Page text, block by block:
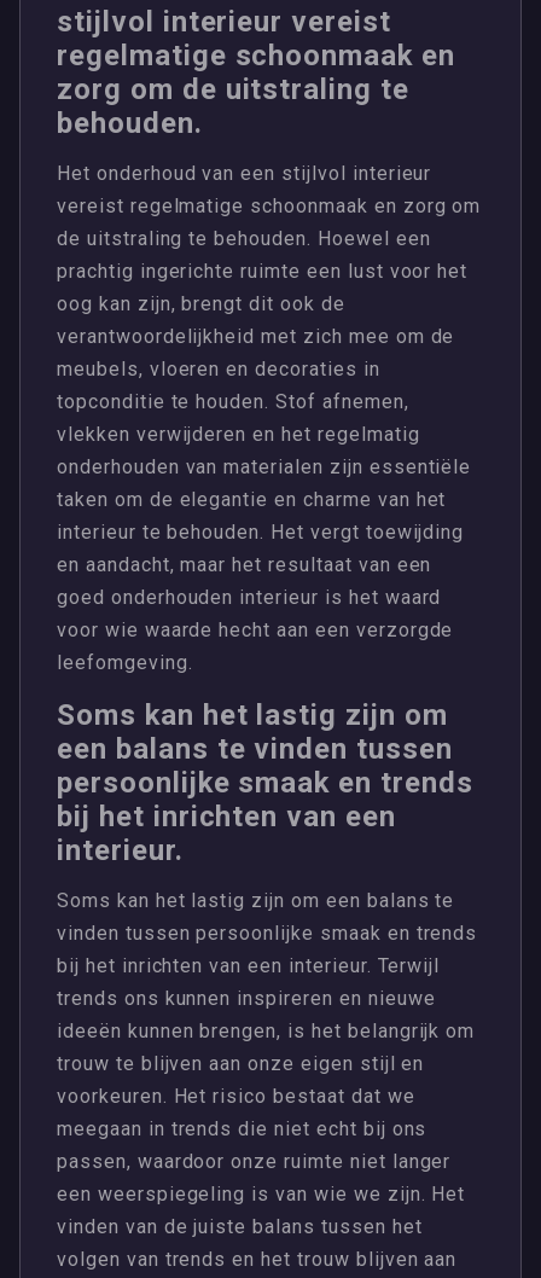
stijlvol interieur vereist
regelmatige schoonmaak en
zorg om de uitstraling te
behouden.
Het onderhoud van een stijlvol interieur
vereist regelmatige schoonmaak en zorg om
de uitstraling te behouden. Hoewel een
prachtig ingerichte ruimte een lust voor het
oog kan zijn, brengt dit ook de
verantwoordelijkheid met zich mee om de
meubels, vloeren en decoraties in
topconditie te houden. Stof afnemen,
vlekken verwijderen en het regelmatig
onderhouden van materialen zijn essentiële
taken om de elegantie en charme van het
interieur te behouden. Het vergt toewijding
en aandacht, maar het resultaat van een
goed onderhouden interieur is het waard
voor wie waarde hecht aan een verzorgde
leefomgeving.
Soms kan het lastig zijn om
een balans te vinden tussen
persoonlijke smaak en trends
bij het inrichten van een
interieur.
Soms kan het lastig zijn om een balans te
vinden tussen persoonlijke smaak en trends
bij het inrichten van een interieur. Terwijl
trends ons kunnen inspireren en nieuwe
ideeën kunnen brengen, is het belangrijk om
trouw te blijven aan onze eigen stijl en
voorkeuren. Het risico bestaat dat we
meegaan in trends die niet echt bij ons
passen, waardoor onze ruimte niet langer
een weerspiegeling is van wie we zijn. Het
vinden van de juiste balans tussen het
volgen van trends en het trouw blijven aan